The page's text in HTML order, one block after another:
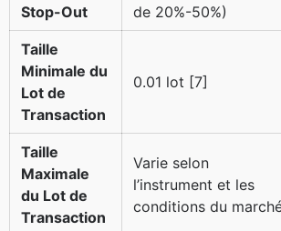
Stop-Out
de 20%-50%)
Taille
Minimale du
Lot de
Transaction
0.01 lot [7]
Taille
Maximale
du Lot de
Transaction
Varie selon
l’instrument et les
conditions du